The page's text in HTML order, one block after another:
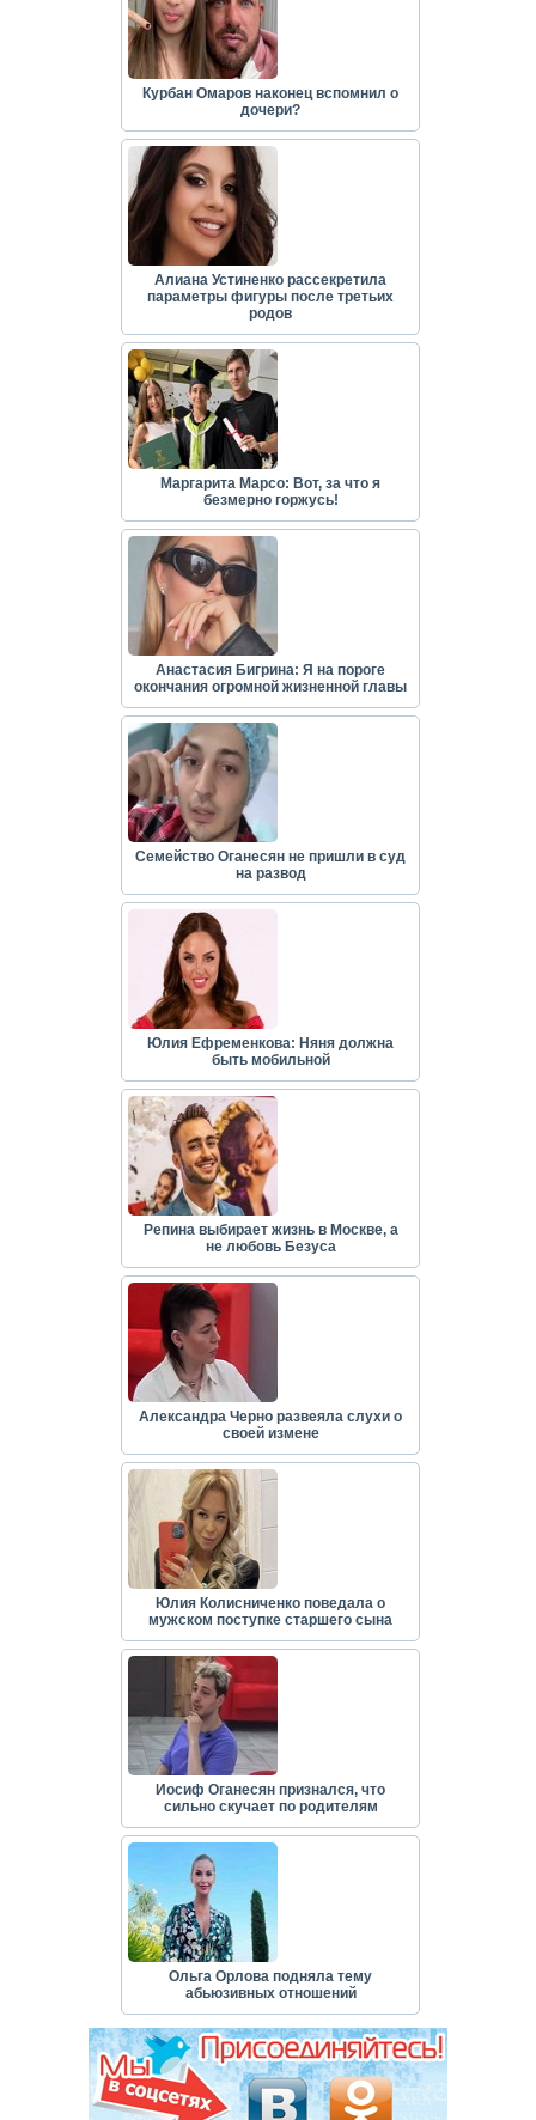
Курбан Омаров наконец вспомнил о
дочери?
Алиана Устиненко рассекретила
параметры фигуры после третьих
родов
Маргарита Марсо: Вот, за что я
безмерно горжусь!
Анастасия Бигрина: Я на пороге
окончания огромной жизненной главы
Семейство Оганесян не пришли в суд
на развод
Юлия Ефременкова: Няня должна
быть мобильной
Репина выбирает жизнь в Москве, а
не любовь Безуса
Александра Черно развеяла слухи о
своей измене
Юлия Колисниченко поведала о
мужском поступке старшего сына
Иосиф Оганесян признался, что
сильно скучает по родителям
Ольга Орлова подняла тему
абьюзивных отношений